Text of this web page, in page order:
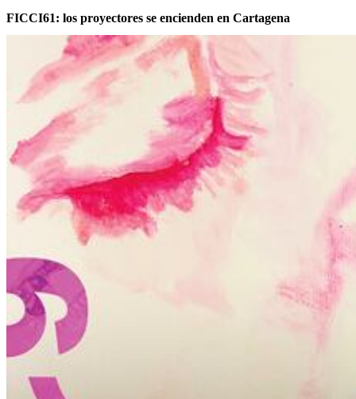
FICCI61: los proyectores se encienden en Cartagena